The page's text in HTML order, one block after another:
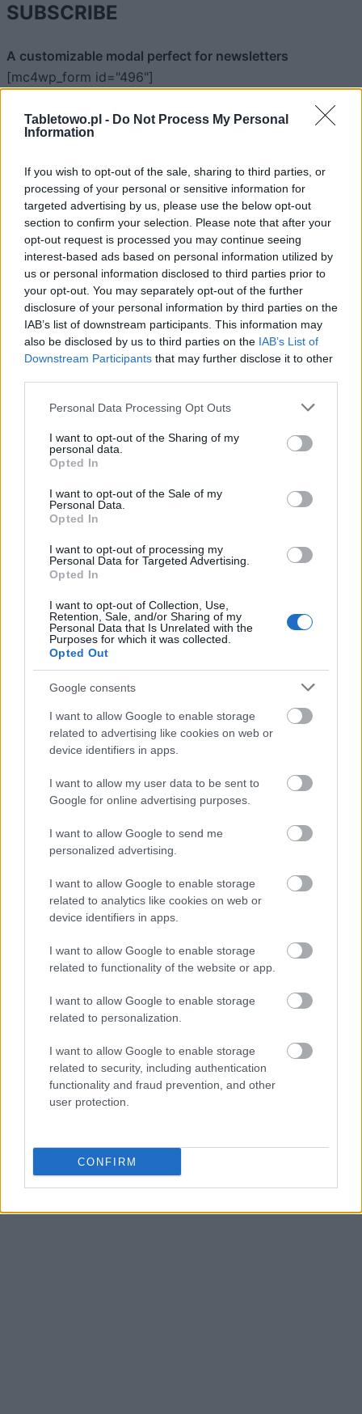
Tabletowo.pl - Do Not Process My Personal
Information
If you wish to opt-out of the sale, sharing to third parties, or
processing of your personal or sensitive information for
targeted advertising by us, please use the below opt-out
section to confirm your selection. Please note that after your
opt-out request is processed you may continue seeing
interest-based ads based on personal information utilized by
us or personal information disclosed to third parties prior to
your opt-out. You may separately opt-out of the further
disclosure of your personal information by third parties on the
IAB’s list of downstream participants. This information may
also be disclosed by us to third parties on the IAB’s List of
Downstream Participants that may further disclose it to other
Please note that this website/app uses one or more Google
not limited to your visit or usage behaviour. You may click to
grant or deny consent to Google and its third-party tags to
use your data for below specified purposes in below Google
consent section.
Personal Data Processing Opt Outs
I want to opt-out of the Sharing of my
personal data.
Opted In
I want to opt-out of the Sale of my
Personal Data.
Opted In
I want to opt-out of processing my
Personal Data for Targeted Advertising.
Opted In
I want to opt-out of Collection, Use,
Retention, Sale, and/or Sharing of my
Personal Data that Is Unrelated with the
Purposes for which it was collected.
Opted Out
Google consents
I want to allow Google to enable storage
related to advertising like cookies on web or
device identifiers in apps.
I want to allow my user data to be sent to
Google for online advertising purposes.
I want to allow Google to send me
personalized advertising.
I want to allow Google to enable storage
related to analytics like cookies on web or
device identifiers in apps.
I want to allow Google to enable storage
related to functionality of the website or app.
I want to allow Google to enable storage
related to personalization.
I want to allow Google to enable storage
related to security, including authentication
functionality and fraud prevention, and other
user protection.
CONFIRM
SUBSCRIBE
A customizable modal perfect for newsletters
[mc4wp_form id="496"]